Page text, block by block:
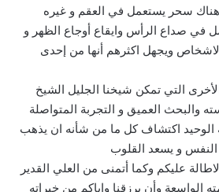
سحر يستعمل في العقم و غيره
في صداع الرأس وايقاع أوجاع الظهر و
ويجهل اكثرهم أنها من إحدى
التي تمكن شيخنا الجليل الشيخ
والبحث العميق و التجربة المتواصلة
الوحيد اكتشاف كل ما من شأنه ان يذهب
النفس و يسعد القلوب
عليكم وكما أتمنى من العلي القدير
الواسعة وأن يرزقنا واياكم من خيراته